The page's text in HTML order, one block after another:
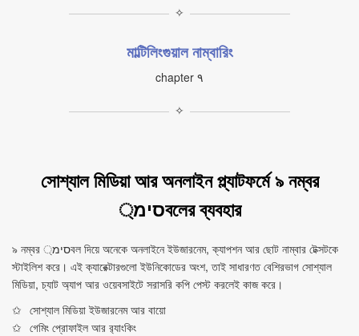
✧
মাল্টিলিংগুয়াল নাম্বারিং
chapter ٩
✧
সোশ্যাল মিডিয়া আর অনলাইন প্ল্যাটফর্মে ৯ নম্বর
סימ্বলের ব্যবহার
৯ নম্বর סימ্বল দিয়ে অনেকে অনলাইনে ইউজারনেম, ক্যাপশন আর ছোট নাম্বার টেক্সটকে
স্টাইলিশ করে। এই ক্যারেক্টারগুলো ইউনিকোডের অংশ, তাই সাধারণত বেশিরভাগ সোশ্যাল
মিডিয়া, চ্যাট অ্যাপ আর ওয়েবসাইটে সরাসরি কপি পেস্ট করলেই কাজ করে।
সোশ্যাল মিডিয়া ইউজারনেম আর বায়ো
গেমিং প্রোফাইল আর র‍্যাংকিং